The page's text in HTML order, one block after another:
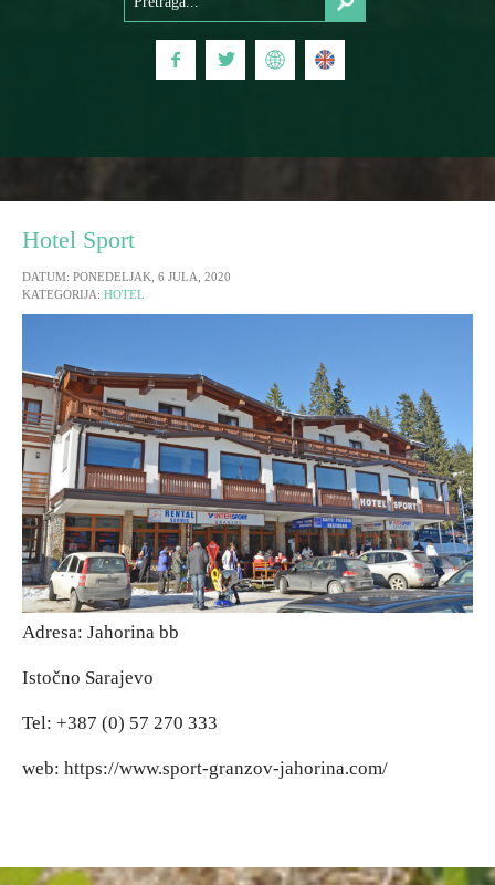
Hotel Sport
DATUM: PONEDELJAK, 6 JULA, 2020
KATEGORIJA: HOTEL
Adresa: Jahorina bb
Istočno Sarajevo
Tel: +387 (0) 57 270 333
web: https://www.sport-granzov-jahorina.com/